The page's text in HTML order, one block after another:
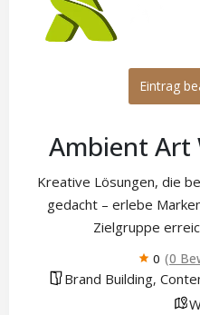
Eintrag
Ambient Art
Kreative Lösungen, die
gedacht – erlebe
Zielgruppe
0 (0
Brand Building,